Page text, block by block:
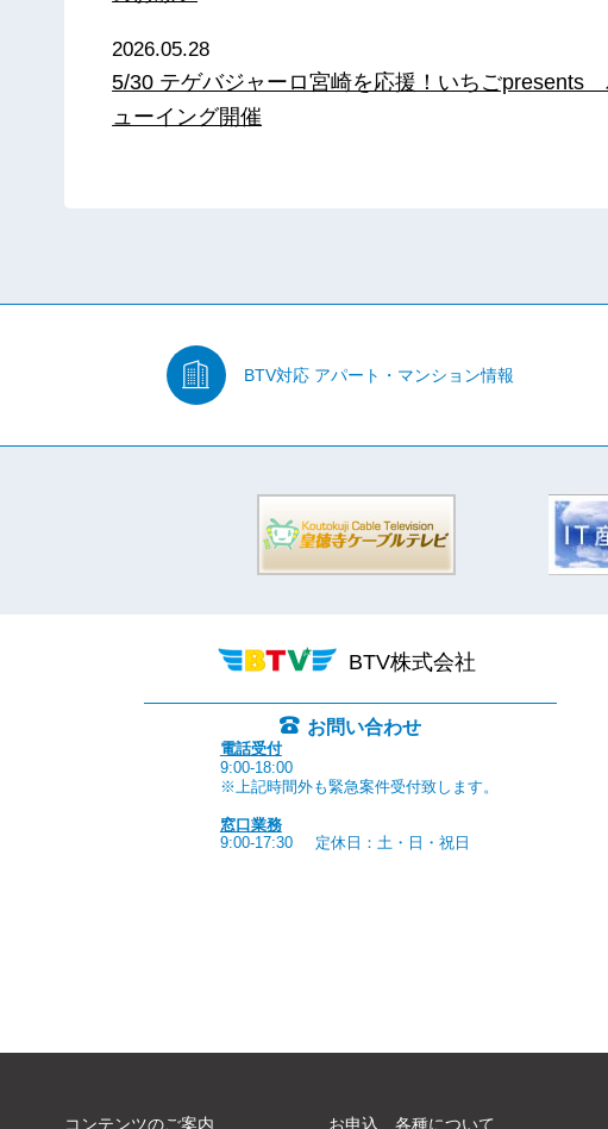
2026.05.28
5/30 テゲバジャーロ宮崎を応援！いちごpresents
ューイング開催
BTV対応 アパート・マンション情報
BTV株式会社
お問い合わせ
電話受付
9:00-18:00
※上記時間外も緊急案件受付致します。
窓口業務
9:00-17:30
定休日：土・日・祝日
コンテンツのご案内 お申込、各種について